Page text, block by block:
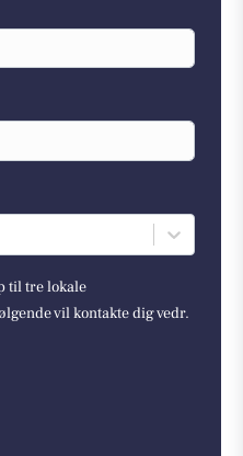
til tre lokale
vil kontakte dig vedr.